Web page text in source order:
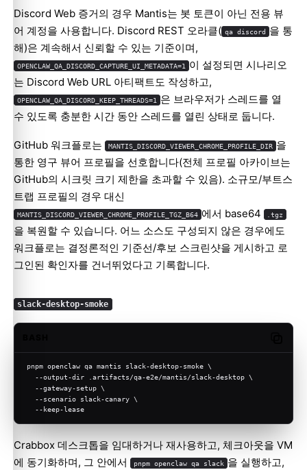
Discord Web 증거의 경우 Mantis는 봇 토큰이 아닌 전용 뷰
어 계정을 사용합니다. Discord REST 오라클( qa discord 을 통
해)은 계속해서 신뢰할 수 있는 기준이며,
OPENCLAW_QA_DISCORD_CAPTURE_UI_METADATA=1 이 설정되면 시나리오
는 Discord Web URL 아티팩트도 작성하고,
OPENCLAW_QA_DISCORD_KEEP_THREADS=1 은 브라우저가 스레드를 열
수 있도록 충분한 시간 동안 스레드를 열린 상태로 둡니다.
GitHub 워크플로는 MANTIS_DISCORD_VIEWER_CHROME_PROFILE_DIR 을
통한 영구 뷰어 프로필을 선호합니다(전체 프로필 아카이브는
GitHub의 시크릿 크기 제한을 초과할 수 있음). 소규모/부트스
트랩 프로필의 경우 대신
MANTIS_DISCORD_VIEWER_CHROME_PROFILE_TGZ_B64 에서 base64 .tgz
을 복원할 수 있습니다. 어느 소스도 구성되지 않은 경우에도
워크플로는 결정론적인 기준선/후보 스크린샷을 게시하고 로
그인된 확인자를 건너뛰었다고 기록합니다.
slack-desktop-smoke
pnpm openclaw qa mantis slack-desktop-smoke \
  --output-dir .artifacts/qa-e2e/mantis/slack-desktop \
  --gateway-setup \
  --scenario slack-canary \
  --keep-lease
Crabbox 데스크톱을 임대하거나 재사용하고, 체크아웃을 VM
에 동기화하며, 그 안에서
pnpm openclaw qa slack 을 실행하고,